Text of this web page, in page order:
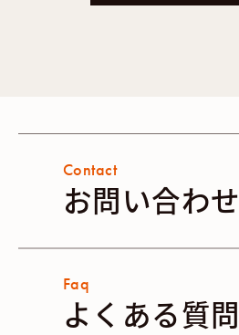
Contact
お問い合わせ
Faq
よくある質問